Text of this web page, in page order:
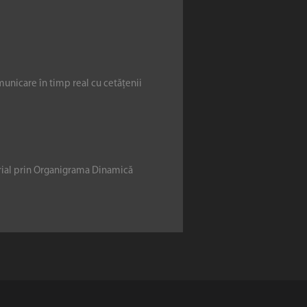
în timp real cu cetățenii
prin Organigrama Dinamică